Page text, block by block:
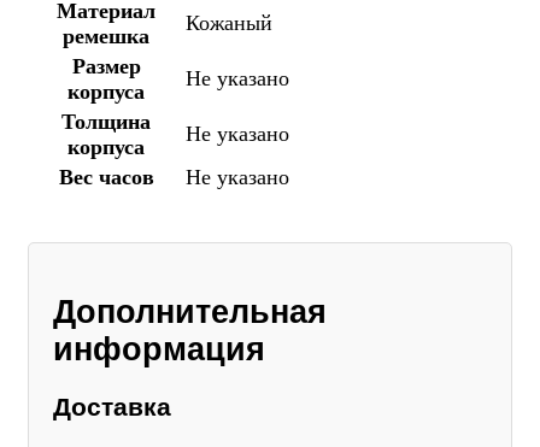
Материал
ремешка
Кожаный
Размер
корпуса
Не указано
Толщина
корпуса
Не указано
Вес часов
Не указано
Дополнительная
информация
Доставка